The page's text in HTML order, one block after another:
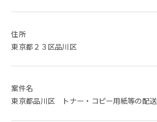
住所
東京都２３区品川区
案件名
東京都品川区 トナー・コピー用紙等の配送